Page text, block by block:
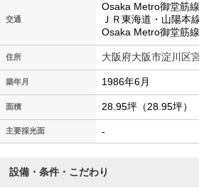
交通
Osaka Metro御堂筋
ＪＲ東海道・山陽本
Osaka Metro御堂筋
住所 大阪府大阪市淀川区
築年月 1986年6月
面積 28.95坪（28.95坪）
主要採光面 -
設備・条件・こだわり